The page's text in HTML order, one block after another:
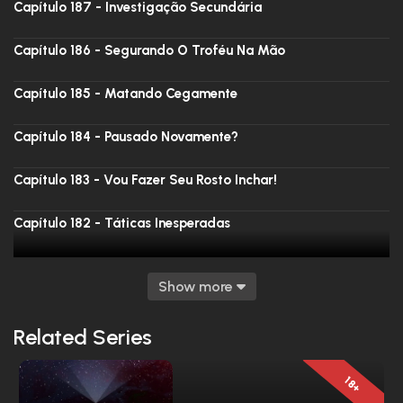
Capítulo 187 - Investigação Secundária
Capítulo 186 - Segurando O Troféu Na Mão
Capítulo 185 - Matando Cegamente
Capítulo 184 - Pausado Novamente?
Capítulo 183 - Vou Fazer Seu Rosto Inchar!
Capítulo 182 - Táticas Inesperadas
Operação
Show more
Related Series
18+